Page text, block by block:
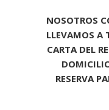
NOSOTROS
LLEVAMOS A
CARTA DEL
RESERVA